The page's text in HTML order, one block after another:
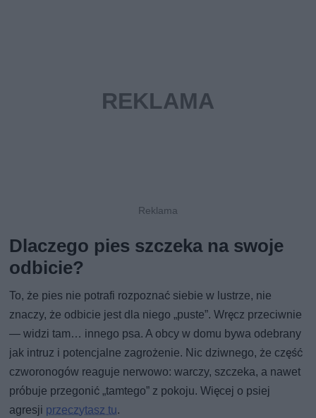
Dlaczego pies szczeka na swoje
odbicie?
To, że pies nie potrafi rozpoznać siebie w lustrze, nie
znaczy, że odbicie jest dla niego „puste”. Wręcz przeciwnie
— widzi tam… innego psa. A obcy w domu bywa odebrany
jak intruz i potencjalne zagrożenie. Nic dziwnego, że część
czworonogów reaguje nerwowo: warczy, szczeka, a nawet
próbuje przegonić „tamtego” z pokoju. Więcej o psiej
agresji przeczytasz tu.